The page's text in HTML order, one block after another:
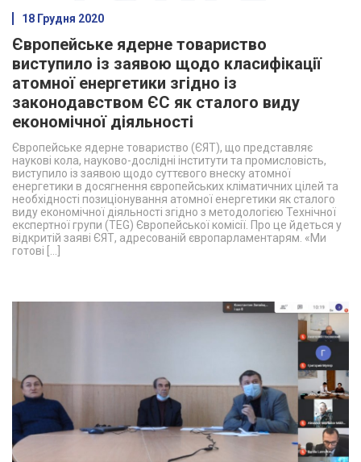
18 Грудня 2020
Європейське ядерне товариство
виступило із заявою щодо класифікації
атомної енергетики згідно із
законодавством ЄС як сталого виду
економічної діяльності
Європейське ядерне товариство (ЄЯТ), що представляє
наукові кола, науково-дослідні інститути та промисловість,
виступило із заявою щодо суттєвого внеску атомної
енергетики в досягнення європейських кліматичних цілей та
необхідності позиціонування атомної енергетики як сталого
виду економічної діяльності згідно з методологією Технічної
експертної групи (TEG) Європейської комісії. Про це йдеться у
відкритій заяві ЄЯТ, адресованій європарламентарям. «Ми
готові […]